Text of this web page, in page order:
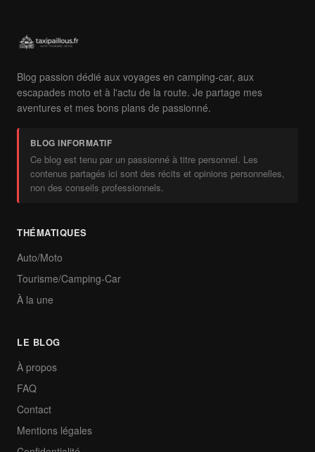
Blog passion dédié aux voyages en camping-car, aux
escapades moto et à l'actu de la route. Je partage mes
aventures et mes bons plans de passionné.
BLOG INFORMATIF
Ce blog est tenu par un passionné à titre personnel. Les
contenus partagés ici sont des récits et opinions personnelles,
non des conseils professionnels.
THÉMATIQUES
Auto/Moto
Tourisme/Camping-Car
À la une
LE BLOG
À propos
FAQ
Contact
Mentions légales